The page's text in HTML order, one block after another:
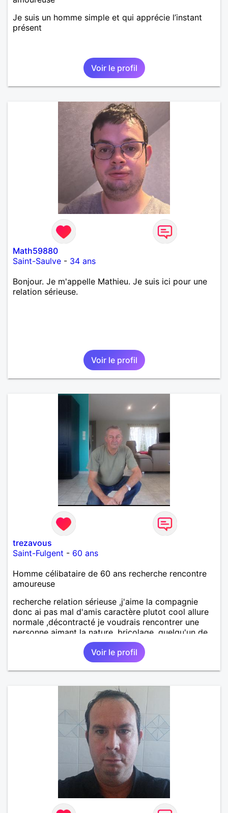
Je suis un homme simple et qui apprécie l’instant
présent
Voir le profil
Math59880
Saint-Saulve - 34 ans
Bonjour. Je m'appelle Mathieu. Je suis ici pour une
relation sérieuse.
Voir le profil
trezavous
Saint-Fulgent - 60 ans
Homme célibataire de 60 ans recherche rencontre
amoureuse
recherche relation sérieuse ,j'aime la compagnie
donc ai pas mal d'amis caractère plutot cool allure
normale ,décontracté je voudrais rencontrer une
personne aimant la nature ,bricolage ,quelqu'un de
simple et naturel à vos claviers mesdames
Voir le profil